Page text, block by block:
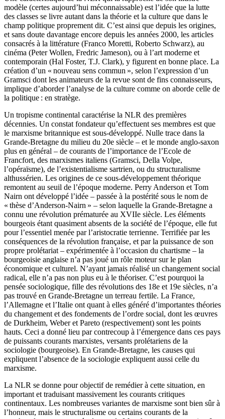
modèle (certes aujourd’hui méconnaissable) est l’idée que la lutte
des classes se livre autant dans la théorie et la culture que dans le
champ politique proprement dit. C’est ainsi que depuis les origines,
et sans doute davantage encore depuis les années 2000, les articles
consacrés à la littérature (Franco Moretti, Roberto Schwarz), au
cinéma (Peter Wollen, Fredric Jameson), ou à l’art moderne et
contemporain (Hal Foster, T.J. Clark), y figurent en bonne place. La
création d’un « nouveau sens commun », selon l’expression d’un
Gramsci dont les animateurs de la revue sont de fins connaisseurs,
implique d’aborder l’analyse de la culture comme on aborde celle de
la politique : en stratège.
Un tropisme continental caractérise la NLR des premières
décennies. Un constat fondateur qu’effectuent ses membres est que
le marxisme britannique est sous-développé. Nulle trace dans la
Grande-Bretagne du milieu du 20e siècle – et le monde anglo-saxon
plus en général – de courants de l’importance de l’Ecole de
Francfort, des marxismes italiens (Gramsci, Della Volpe,
l’opéraïsme), de l’existentialisme sartrien, ou du structuralisme
althussérien. Les origines de ce sous-développement théorique
remontent au seuil de l’époque moderne. Perry Anderson et Tom
Nairn ont développé l’idée – passée à la postérité sous le nom de
« thèse d’Anderson-Nairn » – selon laquelle la Grande-Bretagne a
connu une révolution prématurée au XVIIe siècle. Les éléments
bourgeois étant quasiment absents de la société de l’époque, elle fut
pour l’essentiel menée par l’aristocratie terrienne. Terrifiée par les
conséquences de la révolution française, et par la puissance de son
propre prolétariat – expérimentée à l’occasion du chartisme – la
bourgeoisie anglaise n’a pas joué un rôle moteur sur le plan
économique et culturel. N’ayant jamais réalisé un changement social
radical, elle n’a pas non plus eu à le théoriser. C’est pourquoi la
pensée sociologique, fille des révolutions des 18e et 19e siècles, n’a
pas trouvé en Grande-Bretagne un terreau fertile. La France,
l’Allemagne et l’Italie ont quant à elles généré d’importantes théories
du changement et des fondements de l’ordre social, dont les œuvres
de Durkheim, Weber et Pareto (respectivement) sont les points
hauts. Ceci a donné lieu par contrecoup à l’émergence dans ces pays
de puissants courants marxistes, versants prolétariens de la
sociologie (bourgeoise). En Grande-Bretagne, les causes qui
expliquent l’absence de la sociologie expliquent aussi celle du
marxisme.
La NLR se donne pour objectif de remédier à cette situation, en
important et traduisant massivement les courants critiques
continentaux. Les nombreuses variantes de marxisme sont bien sûr à
l’honneur, mais le structuralisme ou certains courants de la